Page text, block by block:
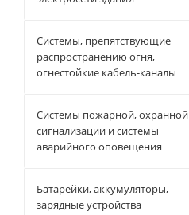
Системы, препятствующие
распространению огня,
огнестойкие кабель-каналы
Системы пожарной, охранной
сигнализации и системы
аварийного оповещения
Батарейки, аккумуляторы,
зарядные устройства